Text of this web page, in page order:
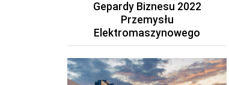
Gepardy Biznesu 2022
Przemysłu
Elektromaszynowego